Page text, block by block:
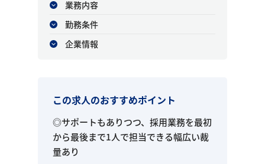
業務内容
勤務条件
企業情報
この求人のおすすめポイント
◎サポートもありつつ、採用業務を最初
から最後まで1人で担当できる幅広い裁
量あり